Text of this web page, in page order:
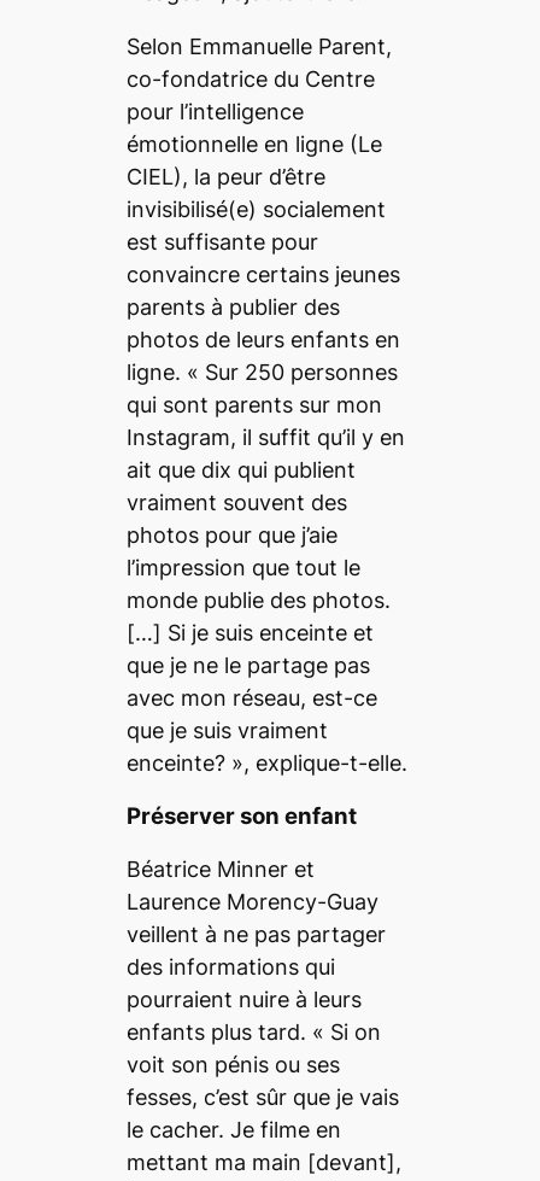
Selon Emmanuelle Parent,
co-fondatrice du Centre
pour l’intelligence
émotionnelle en ligne (Le
CIEL), la peur d’être
invisibilisé(e) socialement
est suffisante pour
convaincre certains jeunes
parents à publier des
photos de leurs enfants en
ligne. « Sur 250 personnes
qui sont parents sur mon
Instagram, il suffit qu’il y en
ait que dix qui publient
vraiment souvent des
photos pour que j’aie
l’impression que tout le
monde publie des photos.
[…] Si je suis enceinte et
que je ne le partage pas
avec mon réseau, est-ce
que je suis vraiment
enceinte? », explique-t-elle.
Préserver son enfant
Béatrice Minner et
Laurence Morency-Guay
veillent à ne pas partager
des informations qui
pourraient nuire à leurs
enfants plus tard. « Si on
voit son pénis ou ses
fesses, c’est sûr que je vais
le cacher. Je filme en
mettant ma main [devant],